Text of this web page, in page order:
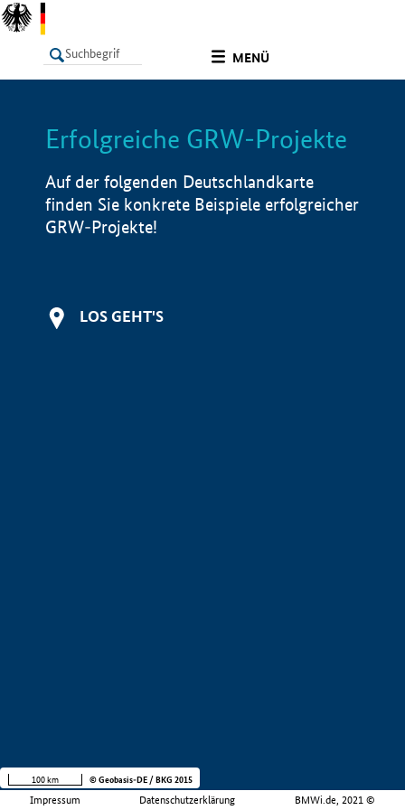
MENÜ
LISTE Info
Erfolgreiche GRW-Projekte
Auf der folgenden Deutschlandkarte
finden Sie konkrete Beispiele erfolgreicher
GRW-Projekte!
LOS GEHT'S
Impressum Datenschutzerklärung BMWi.de, 2021 ©
100 km © Geobasis-DE / BKG 2015